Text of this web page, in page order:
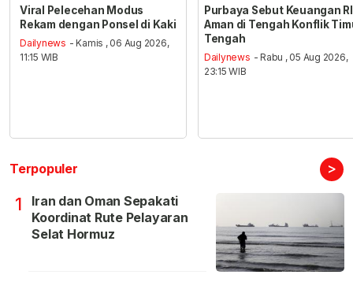
Viral Pelecehan Modus
Rekam dengan Ponsel di Kaki
Dailynews - Kamis , 06 Aug 2026,
11:15 WIB
Purbaya Sebut Keuangan RI
Aman di Tengah Konflik
Tengah
Dailynews - Rabu , 05 Aug 2026,
23:15 WIB
Terpopuler >
1
Iran dan Oman Sepakati
Koordinat Rute Pelayaran
Selat Hormuz